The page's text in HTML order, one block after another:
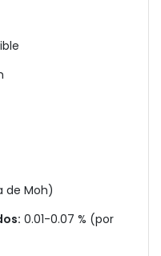
de Moh)
0.01-0.07 % (por